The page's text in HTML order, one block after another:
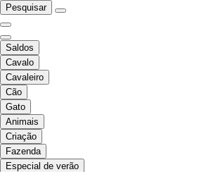
Pesquisar
Saldos
Cavalo
Cavaleiro
Cão
Gato
Animais
Criação
Fazenda
Especial de verão